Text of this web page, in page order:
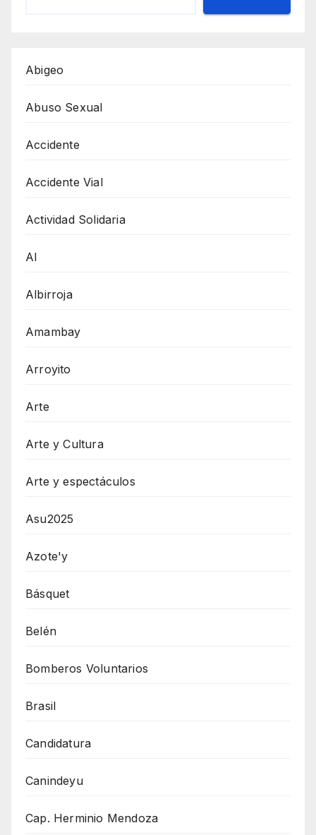
Abigeo
Abuso Sexual
Accidente
Accidente Vial
Actividad Solidaria
AI
Albirroja
Amambay
Arroyito
Arte
Arte y Cultura
Arte y espectáculos
Asu2025
Azote'y
Básquet
Belén
Bomberos Voluntarios
Brasil
Candidatura
Canindeyu
Cap. Herminio Mendoza